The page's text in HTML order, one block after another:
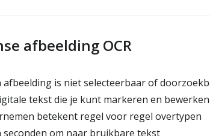
afbeelding OCR
afbeelding is niet selecteerbaar of
tekst die je kunt markeren en bewerken
betekent regel voor regel overtypen
seconden om naar bruikbare tekst